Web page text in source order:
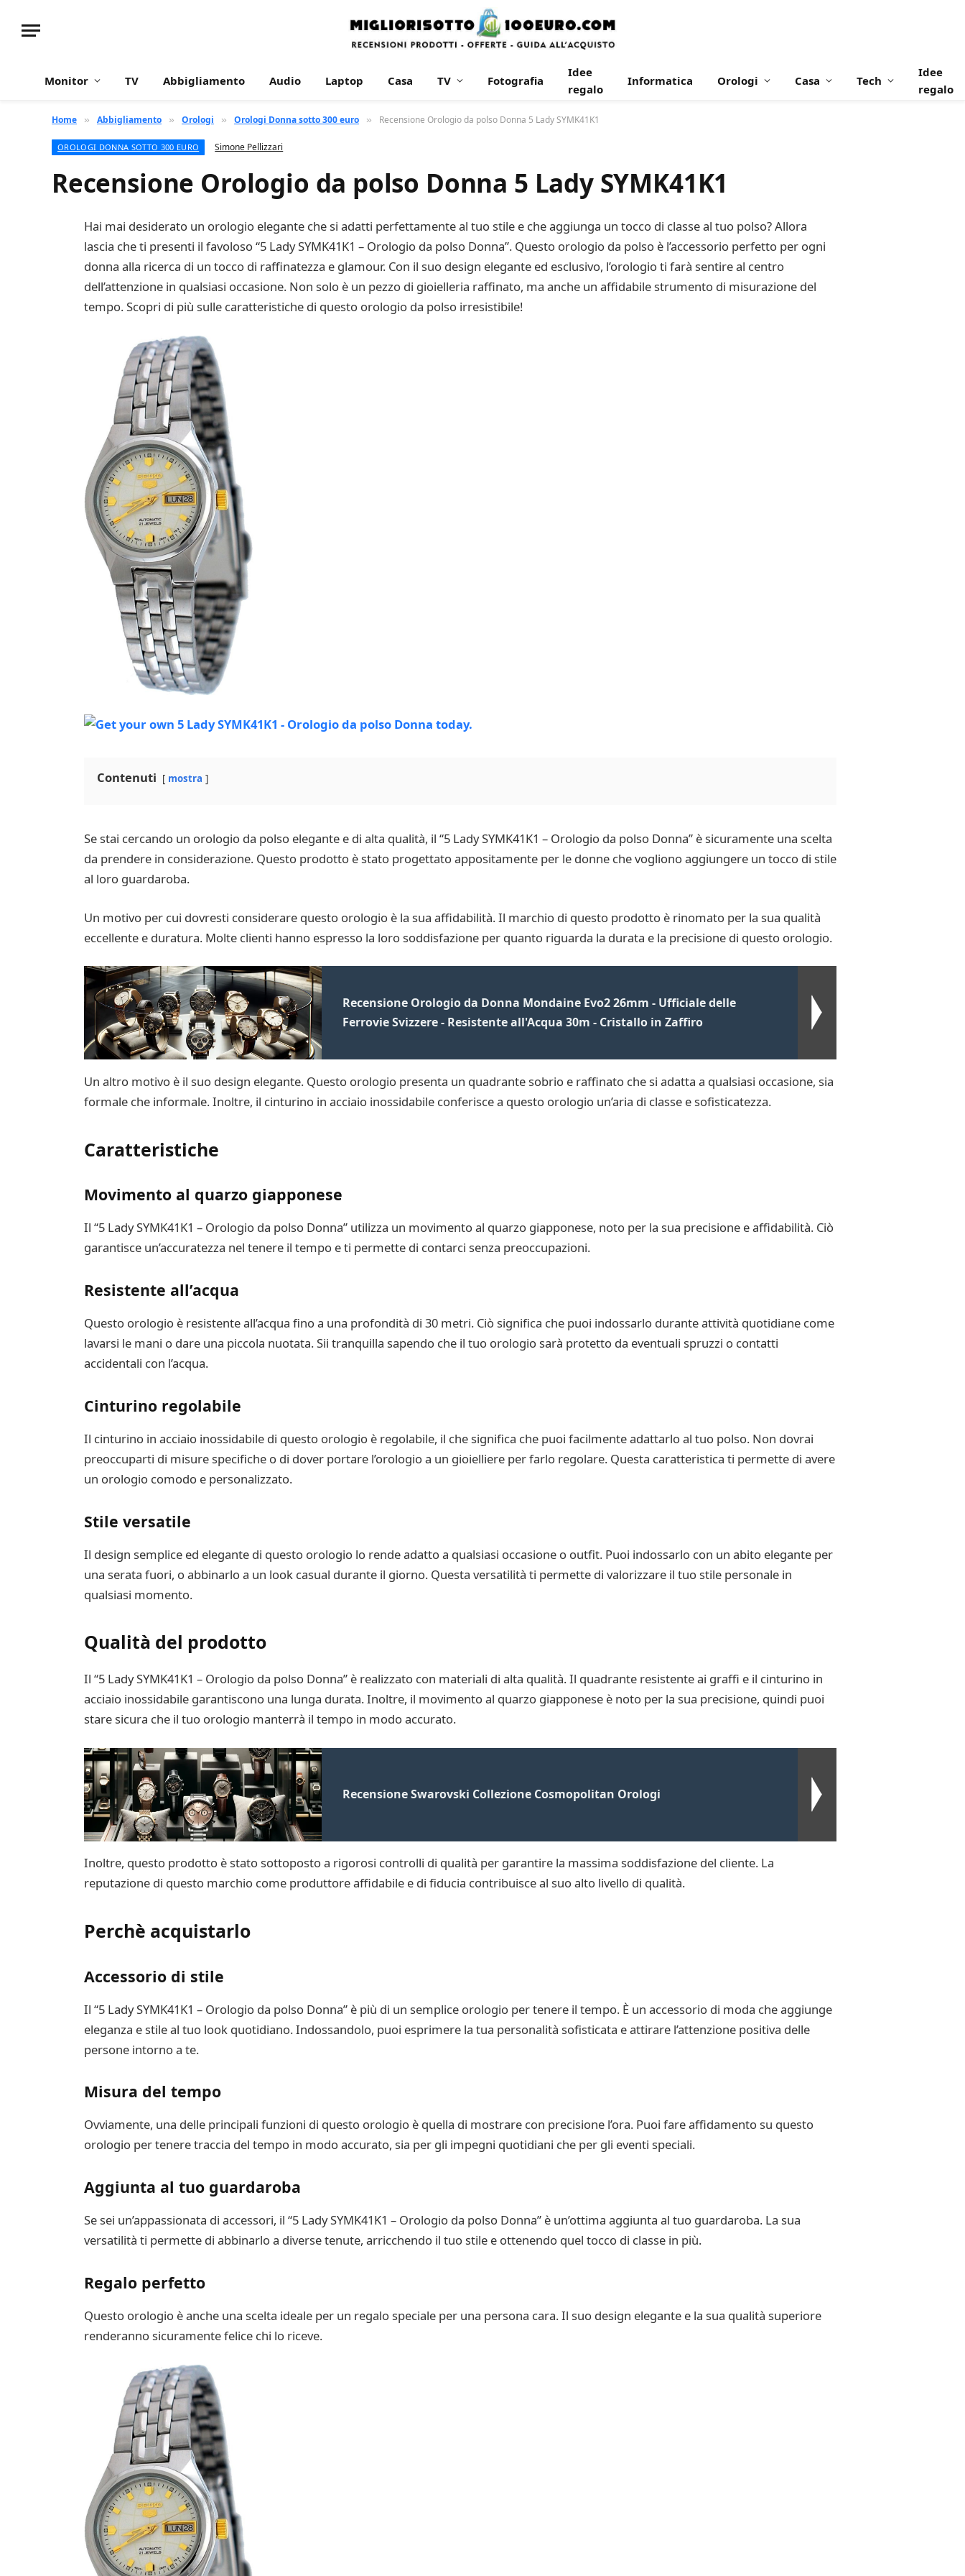
Monitor TV Abbigliamento Audio Laptop Casa TV Fotografia
Idee
regalo
Informatica Orologi Casa Tech
Idee
regalo
Home » Abbigliamento » Orologi » Orologi Donna sotto 300 euro » Recensione Orologio da polso Donna 5 Lady SYMK41K1
OROLOGI DONNA SOTTO 300 EURO Simone Pellizzari
Recensione Orologio da polso Donna 5 Lady SYMK41K1
Hai mai desiderato un orologio elegante che si adatti perfettamente al tuo stile e che aggiunga un tocco di classe al tuo polso? Allora
lascia che ti presenti il favoloso “5 Lady SYMK41K1 – Orologio da polso Donna”. Questo orologio da polso è l’accessorio perfetto per ogni
donna alla ricerca di un tocco di raffinatezza e glamour. Con il suo design elegante ed esclusivo, l’orologio ti farà sentire al centro
dell’attenzione in qualsiasi occasione. Non solo è un pezzo di gioielleria raffinato, ma anche un affidabile strumento di misurazione del
tempo. Scopri di più sulle caratteristiche di questo orologio da polso irresistibile!
Contenuti mostra
Se stai cercando un orologio da polso elegante e di alta qualità, il “5 Lady SYMK41K1 – Orologio da polso Donna” è sicuramente una scelta
da prendere in considerazione. Questo prodotto è stato progettato appositamente per le donne che vogliono aggiungere un tocco di stile
al loro guardaroba.
Un motivo per cui dovresti considerare questo orologio è la sua affidabilità. Il marchio di questo prodotto è rinomato per la sua qualità
eccellente e duratura. Molte clienti hanno espresso la loro soddisfazione per quanto riguarda la durata e la precisione di questo orologio.
Recensione Orologio da Donna Mondaine Evo2 26mm - Ufficiale delle
Ferrovie Svizzere - Resistente all'Acqua 30m - Cristallo in Zaffiro
Un altro motivo è il suo design elegante. Questo orologio presenta un quadrante sobrio e raffinato che si adatta a qualsiasi occasione, sia
formale che informale. Inoltre, il cinturino in acciaio inossidabile conferisce a questo orologio un’aria di classe e sofisticatezza.
Caratteristiche
Movimento al quarzo giapponese
Il “5 Lady SYMK41K1 – Orologio da polso Donna” utilizza un movimento al quarzo giapponese, noto per la sua precisione e affidabilità. Ciò
garantisce un’accuratezza nel tenere il tempo e ti permette di contarci senza preoccupazioni.
Resistente all’acqua
Questo orologio è resistente all’acqua fino a una profondità di 30 metri. Ciò significa che puoi indossarlo durante attività quotidiane come
lavarsi le mani o dare una piccola nuotata. Sii tranquilla sapendo che il tuo orologio sarà protetto da eventuali spruzzi o contatti
accidentali con l’acqua.
Cinturino regolabile
Il cinturino in acciaio inossidabile di questo orologio è regolabile, il che significa che puoi facilmente adattarlo al tuo polso. Non dovrai
preoccuparti di misure specifiche o di dover portare l’orologio a un gioielliere per farlo regolare. Questa caratteristica ti permette di avere
un orologio comodo e personalizzato.
Stile versatile
Il design semplice ed elegante di questo orologio lo rende adatto a qualsiasi occasione o outfit. Puoi indossarlo con un abito elegante per
una serata fuori, o abbinarlo a un look casual durante il giorno. Questa versatilità ti permette di valorizzare il tuo stile personale in
qualsiasi momento.
Qualità del prodotto
Il “5 Lady SYMK41K1 – Orologio da polso Donna” è realizzato con materiali di alta qualità. Il quadrante resistente ai graffi e il cinturino in
acciaio inossidabile garantiscono una lunga durata. Inoltre, il movimento al quarzo giapponese è noto per la sua precisione, quindi puoi
stare sicura che il tuo orologio manterrà il tempo in modo accurato.
Recensione Swarovski Collezione Cosmopolitan Orologi
Inoltre, questo prodotto è stato sottoposto a rigorosi controlli di qualità per garantire la massima soddisfazione del cliente. La
reputazione di questo marchio come produttore affidabile e di fiducia contribuisce al suo alto livello di qualità.
Perchè acquistarlo
Accessorio di stile
Il “5 Lady SYMK41K1 – Orologio da polso Donna” è più di un semplice orologio per tenere il tempo. È un accessorio di moda che aggiunge
eleganza e stile al tuo look quotidiano. Indossandolo, puoi esprimere la tua personalità sofisticata e attirare l’attenzione positiva delle
persone intorno a te.
Misura del tempo
Ovviamente, una delle principali funzioni di questo orologio è quella di mostrare con precisione l’ora. Puoi fare affidamento su questo
orologio per tenere traccia del tempo in modo accurato, sia per gli impegni quotidiani che per gli eventi speciali.
Aggiunta al tuo guardaroba
Se sei un’appassionata di accessori, il “5 Lady SYMK41K1 – Orologio da polso Donna” è un’ottima aggiunta al tuo guardaroba. La sua
versatilità ti permette di abbinarlo a diverse tenute, arricchendo il tuo stile e ottenendo quel tocco di classe in più.
Regalo perfetto
Questo orologio è anche una scelta ideale per un regalo speciale per una persona cara. Il suo design elegante e la sua qualità superiore
renderanno sicuramente felice chi lo riceve.